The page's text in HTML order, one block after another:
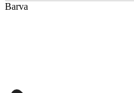
Barva